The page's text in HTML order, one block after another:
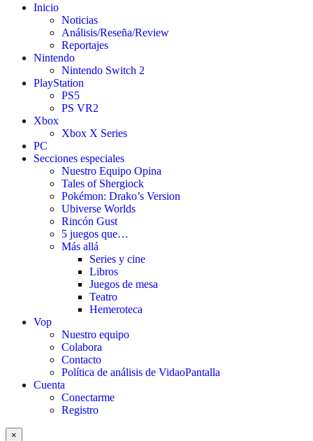
Inicio
Noticias
Análisis/Reseña/Review
Reportajes
Nintendo
Nintendo Switch 2
PlayStation
PS5
PS VR2
Xbox
Xbox X Series
PC
Secciones especiales
Nuestro Equipo Opina
Tales of Shergiock
Pokémon: Drako’s Version
Ubiverse Worlds
Rincón Gust
5 juegos que…
Más allá
Series y cine
Libros
Juegos de mesa
Teatro
Hemeroteca
Vop
Nuestro equipo
Colabora
Contacto
Política de análisis de VidaoPantalla
Cuenta
Conectarme
Registro
×